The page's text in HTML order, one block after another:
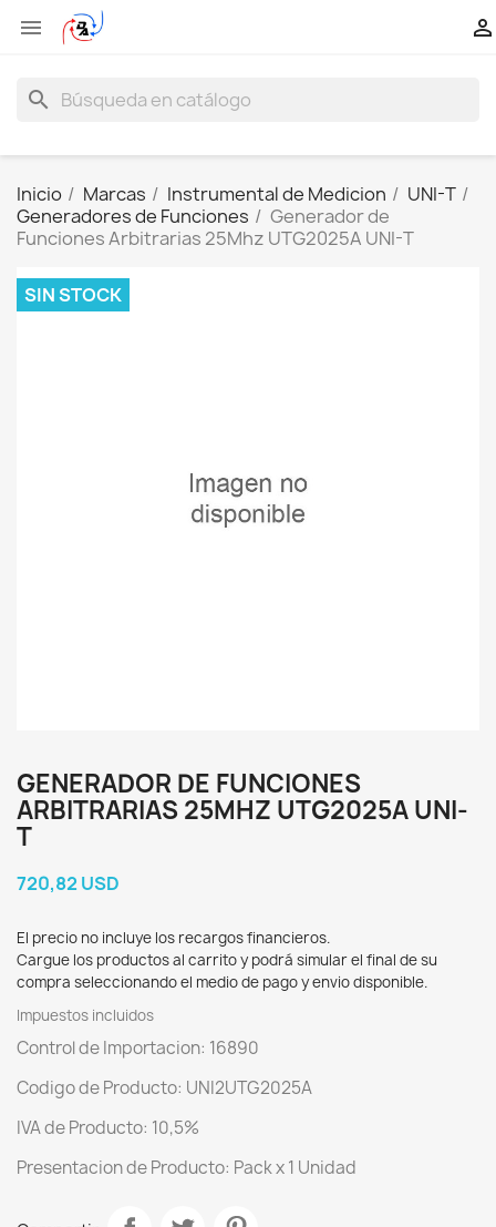
 
search
Inicio Marcas Instrumental de Medicion
UNI-T
Generadores de Funciones
Generador de
Funciones Arbitrarias 25Mhz UTG2025A UNI-T
SIN STOCK
GENERADOR DE FUNCIONES
ARBITRARIAS 25MHZ UTG2025A UNI-
T
720,82 USD
El precio no incluye los recargos financieros.
Cargue los productos al carrito y podrá simular el final de su
compra seleccionando el medio de pago y envio disponible.
Impuestos incluidos
Control de Importacion: 16890
Codigo de Producto: UNI2UTG2025A
IVA de Producto: 10,5%
Presentacion de Producto: Pack x 1 Unidad